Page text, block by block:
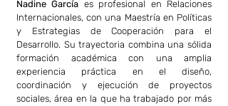
Nadine García es profesional en Relaciones
Internacionales, con una Maestría en Políticas
y Estrategias de Cooperación para el
Desarrollo. Su trayectoria combina una sólida
formación académica con una amplia
experiencia práctica en el diseño,
coordinación y ejecución de proyectos
sociales, área en la que ha trabajado por más